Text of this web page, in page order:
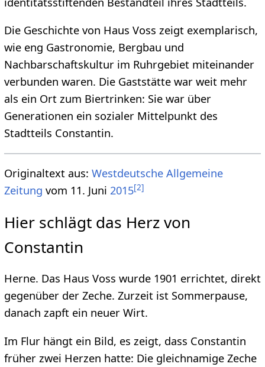
Die Geschichte von Haus Voss zeigt exemplarisch,
wie eng Gastronomie, Bergbau und
Nachbarschaftskultur im Ruhrgebiet miteinander
verbunden waren. Die Gaststätte war weit mehr
als ein Ort zum Biertrinken: Sie war über
Generationen ein sozialer Mittelpunkt des
Stadtteils Constantin.
Originaltext aus: Westdeutsche Allgemeine
Zeitung vom 11. Juni 2015[2]
Hier schlägt das Herz von
Constantin
Herne. Das Haus Voss wurde 1901 errichtet, direkt
gegenüber der Zeche. Zurzeit ist Sommerpause,
danach zapft ein neuer Wirt.
Im Flur hängt ein Bild, es zeigt, dass Constantin
früher zwei Herzen hatte: Die gleichnamige Zeche